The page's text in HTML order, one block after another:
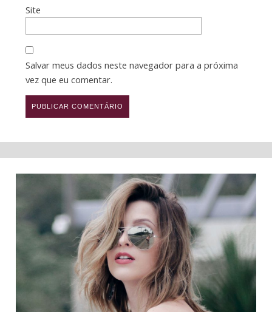
Site
Salvar meus dados neste navegador para a próxima
vez que eu comentar.